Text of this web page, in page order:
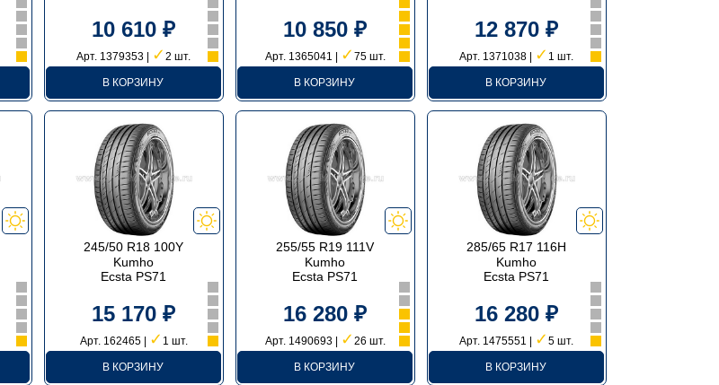
10 610 ₽
Арт. 1379353 | ✓ 2 шт.
В КОРЗИНУ
10 850 ₽
Арт. 1365041 | ✓ 75 шт.
В КОРЗИНУ
12 870 ₽
Арт. 1371038 | ✓ 1 шт.
В КОРЗИНУ
245/50 R18 100Y
Kumho
Ecsta PS71
15 170 ₽
Арт. 162465 | ✓ 1 шт.
В КОРЗИНУ
255/55 R19 111V
Kumho
Ecsta PS71
16 280 ₽
Арт. 1490693 | ✓ 26 шт.
В КОРЗИНУ
285/65 R17 116H
Kumho
Ecsta PS71
16 280 ₽
Арт. 1475551 | ✓ 5 шт.
В КОРЗИНУ